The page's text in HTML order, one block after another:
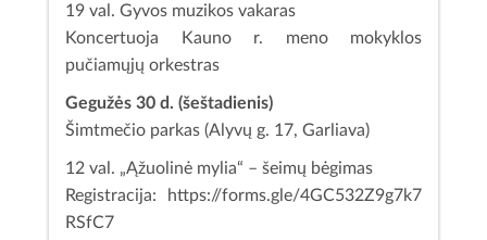
19 val. Gyvos muzikos vakaras
Koncertuoja Kauno r. meno mokyklos
pučiamųjų orkestras
Gegužės 30 d. (šeštadienis)
Šimtmečio parkas (Alyvų g. 17, Garliava)
12 val. „Ąžuolinė mylia“ – šeimų bėgimas
Registracija: https://forms.gle/4GC532Z9g7k7
RSfC7